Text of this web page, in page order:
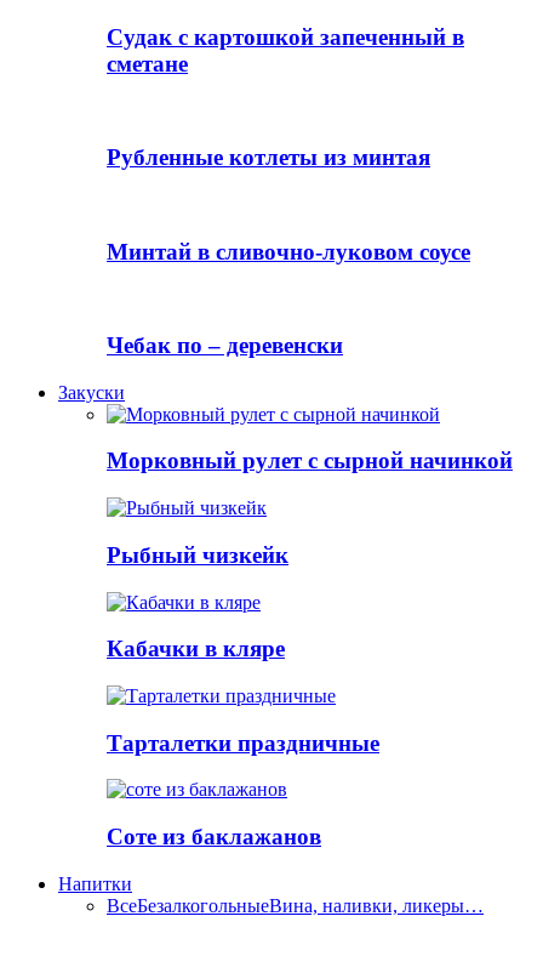
Судак с картошкой запеченный в
сметане
Рубленные котлеты из минтая
Минтай в сливочно-луковом соусе
Чебак по – деревенски
Закуски
Морковный рулет с сырной начинкой
Рыбный чизкейк
Кабачки в кляре
Тарталетки праздничные
Соте из баклажанов
Напитки
ВсеБезалкогольныеВина, наливки, ликеры…